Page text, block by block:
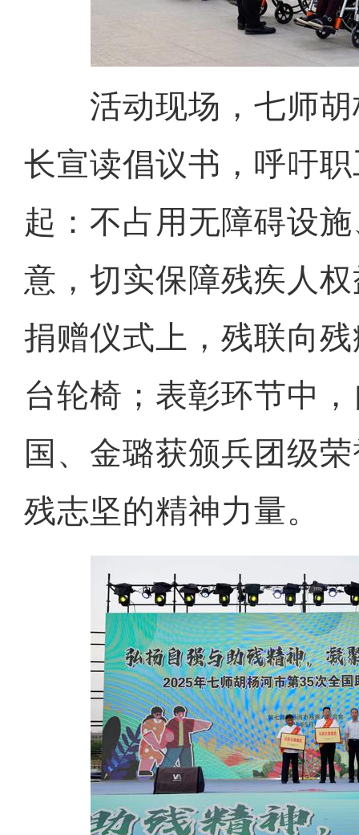
活动现场，七师胡
长宣读倡议书，呼吁
起：不占用无障碍设
意，切实保障残疾人
捐赠仪式上，残联向
台轮椅；表彰环节中
国、金璐获颁兵团级
残志坚的精神力量。